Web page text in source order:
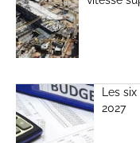
Les
2027